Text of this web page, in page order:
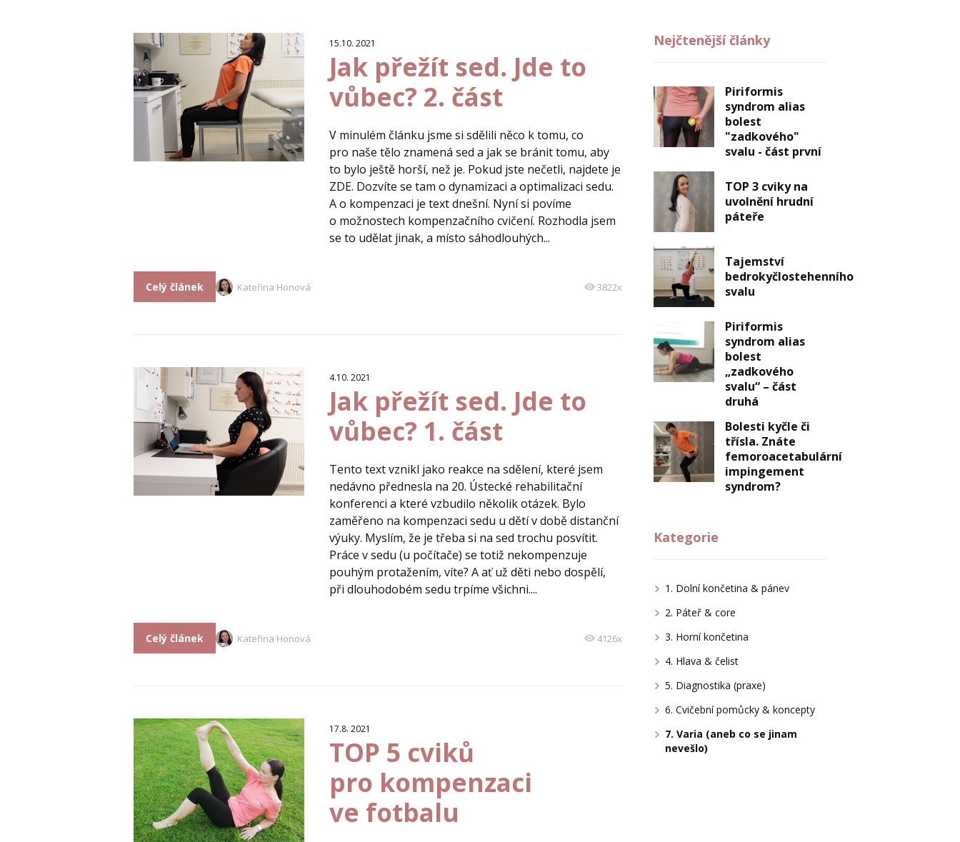
15.10. 2021
Jak přežít sed. Jde to
vůbec? 2. část
V minulém článku jsme si sdělili něco k tomu, co
pro naše tělo znamená sed a jak se bránit tomu, aby
to bylo ještě horší, než je. Pokud jste nečetli, najdete je
ZDE. Dozvíte se tam o dynamizaci a optimalizaci sedu.
A o kompenzaci je text dnešní. Nyní si povíme
o možnostech kompenzačního cvičení. Rozhodla jsem
se to udělat jinak, a místo sáhodlouhých...
Celý článek Kateřina Honová 3822x
4.10. 2021
Jak přežít sed. Jde to
vůbec? 1. část
Tento text vznikl jako reakce na sdělení, které jsem
nedávno přednesla na 20. Ústecké rehabilitační
konferenci a které vzbudilo několik otázek. Bylo
zaměřeno na kompenzaci sedu u dětí v době distanční
výuky. Myslím, že je třeba si na sed trochu posvítit.
Práce v sedu (u počítače) se totiž nekompenzuje
pouhým protažením, víte? A ať už děti nebo dospělí,
při dlouhodobém sedu trpíme všichni....
Celý článek Kateřina Honová 4126x
17.8. 2021
TOP 5 cviků
pro kompenzaci
ve fotbalu
Nejčtenější články
Piriformis
syndrom alias
bolest
"zadkového"
svalu - část první
TOP 3 cviky na
uvolnění hrudní
páteře
Tajemství
bedrokyčlostehenního
svalu
Piriformis
syndrom alias
bolest
„zadkového
svalu“ – část
druhá
Bolesti kyčle či
třísla. Znáte
femoroacetabulární
impingement
syndrom?
Kategorie
1. Dolní končetina & pánev
2. Páteř & core
3. Horní končetina
4. Hlava & čelist
5. Diagnostika (praxe)
6. Cvičební pomůcky & koncepty
7. Varia (aneb co se jinam
nevešlo)